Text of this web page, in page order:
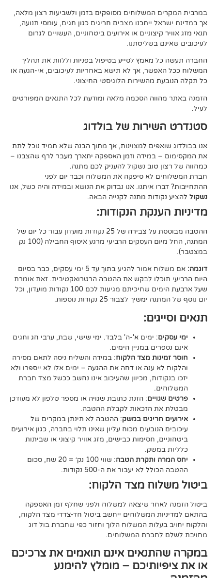
המשלוחים מסופקים בזמן ולשביעות רצון מלאה,
ייתכנו מצבים חריגים כגון חגים, עומסי תנועה,
או אירועים ביטחוניים, העשויים לגרום
בשליטתנו.
מאמץ לסייע בטיפול בפניות וללוות את תהליך
אך לא תישא באחריות לעיכובים, אי-הגעה או
מהשירות הלוגיסטי החיצוני.
הסכמה מלאה ומודעת לכל התנאים המפורטים
של בולדוג
למצוינות, אך מתוך הבנה שלא תמיד נוכל לתת
במידה וזמן האספקה יתארך מעבר לרף שהצבנו –
טוב נשקול להעניק לכם מתנה.
לא סיפקה את המשלוח וכבר יום לפני
איתנו. אנו נבדוק את הנושא ובמידה והיה כשל, אנו
מתנה לקנייה הבאה.
הנקודות:
ההטבה מבוססת על צבירה של 25 נקודות מועדון עבור כל יום של
המתנה, החל מיום העסקים הרביעי מרגע איסוף החבילה (100 נק
אם משלוח אמור להגיע בתוך עד 5 ימי עסקים, כבר בסיום
לבקש את ההטבה הרטרואקטיבית. זאת אומרת
שעל ארבעת הימים שחיכיתם מגיעות לכם 100 נקודות מועדון, וכל
לצבור 25 נקודות נוספות.
: ימים א'-ה' בלבד. ימי שישי, שבת, ערבי חג וחגים
במניין הימים.
מצד הלקוח: במידה והשליח ניסה לתאם מסירה
ענה או דחה את ההגעה – ימים אלו לא ייספרו ולא
מכיוון שהעיכוב אינו נחשב ככשל מצד חברת
: הזנת כתובת שגויה או מספר טלפון לא מעודכן
הזכאות לקבלת ההטבה.
חריגים במשק: ההטבה לא תינתן במקרים של
מכוח עליון שאינו תלוי בחברה, כגון אירועים
חסימות כבישים, מזג אוויר קיצוני או שביתות
ותקרת הטבה
: שווי 100 נק׳ = 20 שח, סכום
לא יעבור את ה-500 נקודות.
מצד הלקוח:
שיצאה למשלוח ולפני שחלף זמן האספקה
המשלוחים ייחשב ביטול חד-צדדי מצד הלקוח,
המשלוח הלוך וחזור כפי שחברת בול דוג
המשלוחים.
אינם תואמים את צרכיכם
– מומלץ להימנע